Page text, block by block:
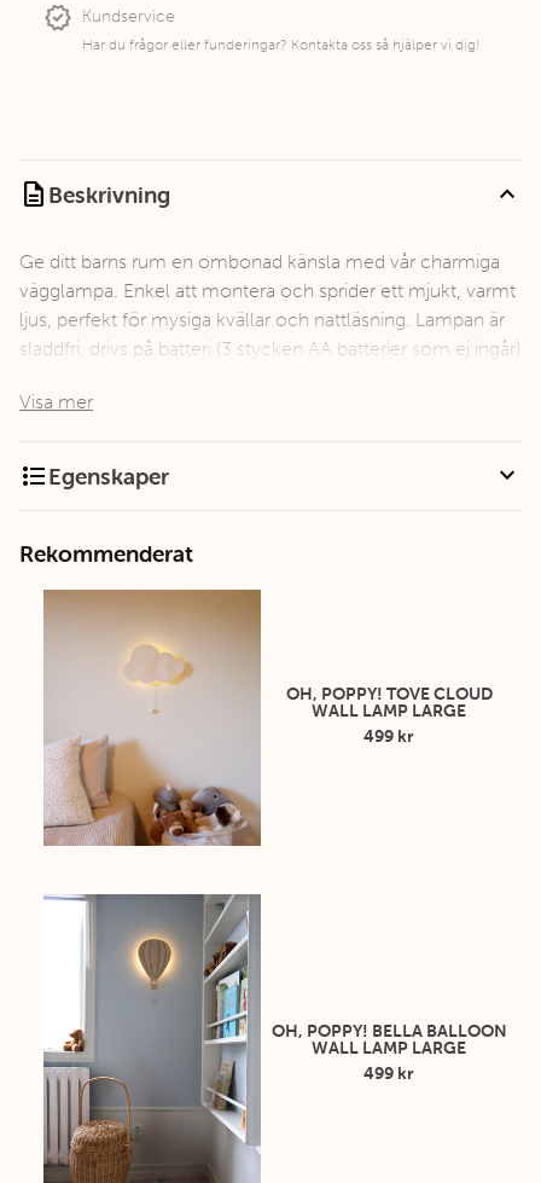
new_releases Kundservice
Har du frågor eller funderingar? Kontakta oss så hjälper vi dig!
description Beskrivning expand_less
Ge ditt barns rum en ombonad känsla med vår charmiga
vägglampa. Enkel att montera och sprider ett mjukt, varmt
ljus, perfekt för mysiga kvällar och nattläsning. Lampan är
sladdfri, drivs på batteri (3 stycken AA batterier som ej ingår)
målas om och förlänga lampans livslängd.
Visa mer
format_list_bulletedEgenskaper expand_more
Rekommenderat
OH, POPPY! TOVE CLOUD
WALL LAMP LARGE
499 kr
OH, POPPY! BELLA BALLOON
WALL LAMP LARGE
499 kr